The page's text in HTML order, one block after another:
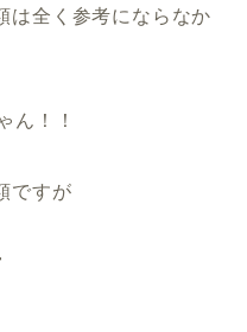
は全く参考にならなか
ん！！
ですが